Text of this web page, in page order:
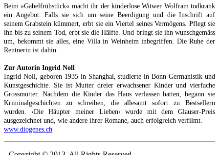
Beim »Gabelfrühstück« macht ihr der kinderlose Witwer Wolfram todkrank
ein Angebot: Falls sie sich um seine Beerdigung und die Inschrift auf
seinem Grabstein kümmert, erbt sie ein Viertel seines Vermögens. Pflegt sie
ihn bis zu seinem Tod, erbt sie die Hälfte. Und bringt sie ihn wunschgemäss
um, bekommt sie alles, eine Villa in Weinheim inbegriffen. Die Ruhe der
Rentnerin ist dahin.
Zur Autorin Ingrid Noll
Ingrid Noll, geboren 1935 in Shanghai, studierte in Bonn Germanistik und
Kunstgeschichte. Sie ist Mutter dreier erwachsener Kinder und vierfache
Grossmutter. Nachdem die Kinder das Haus verlassen hatten, begann sie
Kriminalgeschichten zu schreiben, die allesamt sofort zu Bestsellern
wurden. ›Die Häupter meiner Lieben‹ wurde mit dem Glauser-Preis
ausgezeichnet und, wie andere ihrer Romane, auch erfolgreich verfilmt.
www.diogenes.ch